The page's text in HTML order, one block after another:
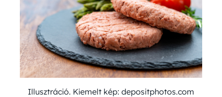
Illusztráció. Kiemelt kép: depositphotos.com